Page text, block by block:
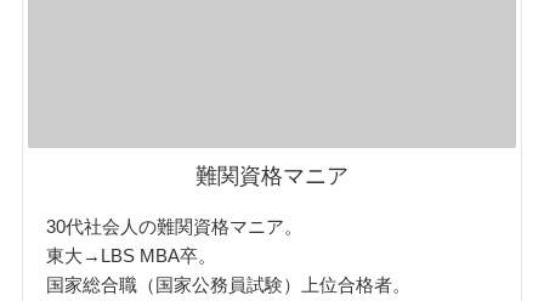
難関資格マニア
30代社会人の難関資格マニア。
東大→LBS MBA卒。
国家総合職（国家公務員試験）上位合格者。